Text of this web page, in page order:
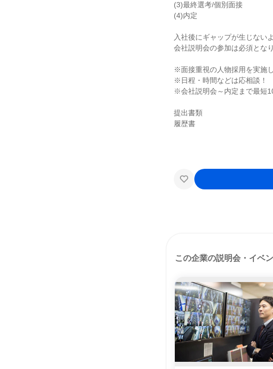
(3)最終選考/個別面接
(4)内定
入社後にギャップが生じない
会社説明会の参加は必須となり
※面接重視の人物採用を実施
※日程・時間などは応相談！
※会社説明会～内定まで最短
提出書類
履歴書
この企業の説明会・イベ